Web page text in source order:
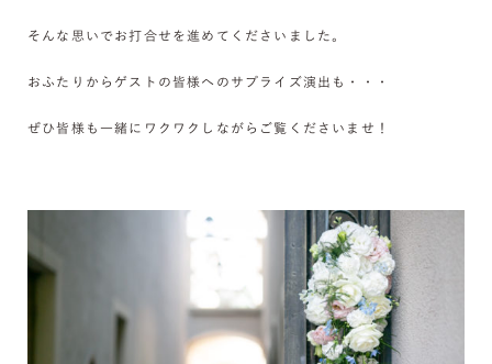
そんな思いでお打合せを進めてくださいました。
おふたりからゲストの皆様へのサプライズ演出も・・・
ぜひ皆様も一緒にワクワクしながらご覧くださいませ！